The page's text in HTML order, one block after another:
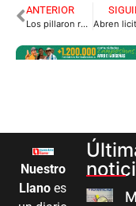
ANTERIOR
Los pillaron robando el estrene de diciembre.
Nuestro
Llano es